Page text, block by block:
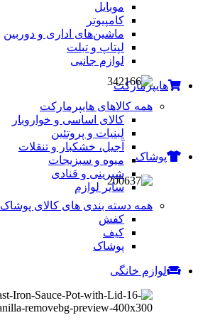
موبایل
کامپیوتر
ماشین‌های اداری و دوربین
لپتاپ و تبلت
لوازم جانبی
هایپرمارکت
همه کالاهای هایپرمارکت
کالای اساسی و خواروبار
لبنیات و پروتئین
آجیل، خشکبار و تنقلات
میوه و سبزیجات
شیرینی و قنادی
سایر لوازم
پوشاک
همه دسته بندی های کالای پوشاک
کفش
کیف
پوشاک
لوازم خانگی